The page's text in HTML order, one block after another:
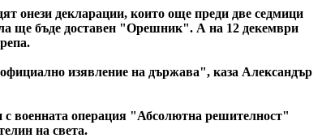
онези декларации, които още преди две седмици
ще бъде доставен "Орешник". А на 12 декември
изявление на държава", каза Александър
военната операция "Абсолютна решителност"
на света.